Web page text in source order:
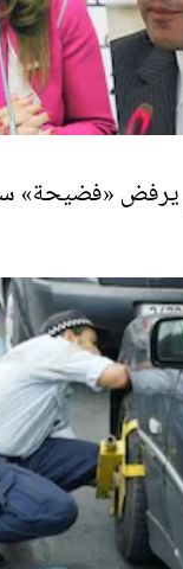
يرفض «فضيحة»